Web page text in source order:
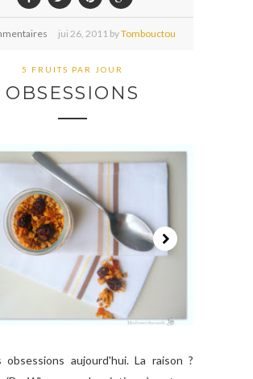
jui 26, 2011 byTombouctou
5 FRUITS PAR JOUR
OBSESSIONS
obsessions aujourd'hui. La raison ?